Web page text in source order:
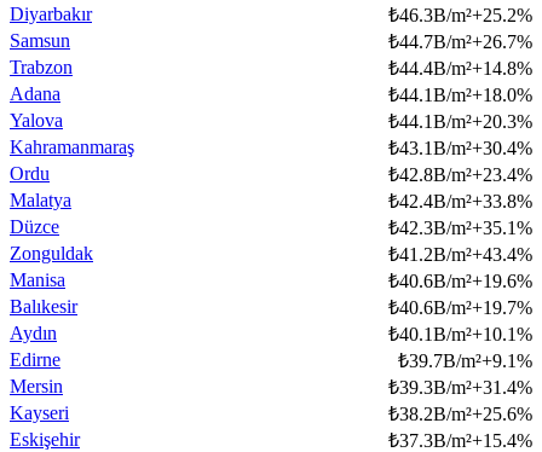
Diyarbakır
₺46.3B/m²+25.2%
Samsun
₺44.7B/m²+26.7%
Trabzon
₺44.4B/m²+14.8%
Adana
₺44.1B/m²+18.0%
Yalova
₺44.1B/m²+20.3%
Kahramanmaraş
₺43.1B/m²+30.4%
Ordu
₺42.8B/m²+23.4%
Malatya
₺42.4B/m²+33.8%
Düzce
₺42.3B/m²+35.1%
Zonguldak
₺41.2B/m²+43.4%
Manisa
₺40.6B/m²+19.6%
Balıkesir
₺40.6B/m²+19.7%
Aydın
₺40.1B/m²+10.1%
Edirne
₺39.7B/m²+9.1%
Mersin
₺39.3B/m²+31.4%
Kayseri
₺38.2B/m²+25.6%
Eskişehir
₺37.3B/m²+15.4%